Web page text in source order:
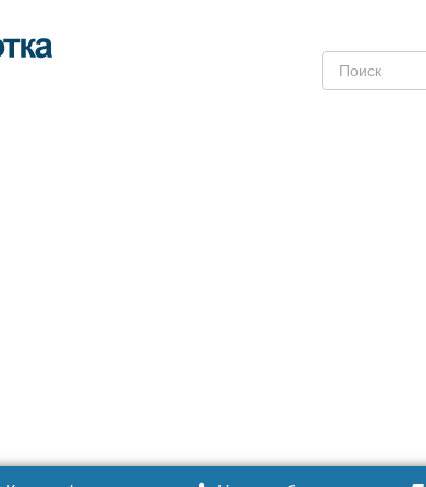
Поиск: